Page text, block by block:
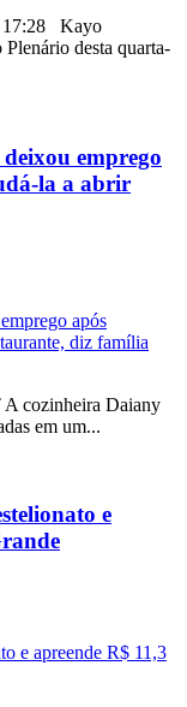
17:28 Kayo
Plenário desta quarta-
emprego
la a abrir
cozinheira Daiany
em um...
e